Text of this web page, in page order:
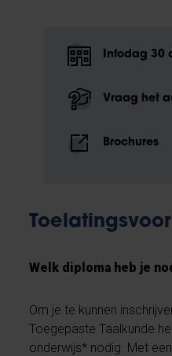
Infodag 30
Vraag het
Brochures
Welk diploma heb je
Om je te kunnen
Toegepaste Taalkunde
onderwijs* nodig. Met